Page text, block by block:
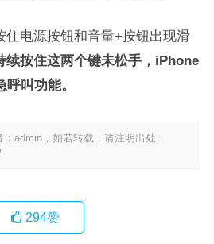
住电源按钮和音量+按钮出现滑
续按住这两个键未松手，iPhone
叫功能。
admin，如若转载，请注明出处：
294赞